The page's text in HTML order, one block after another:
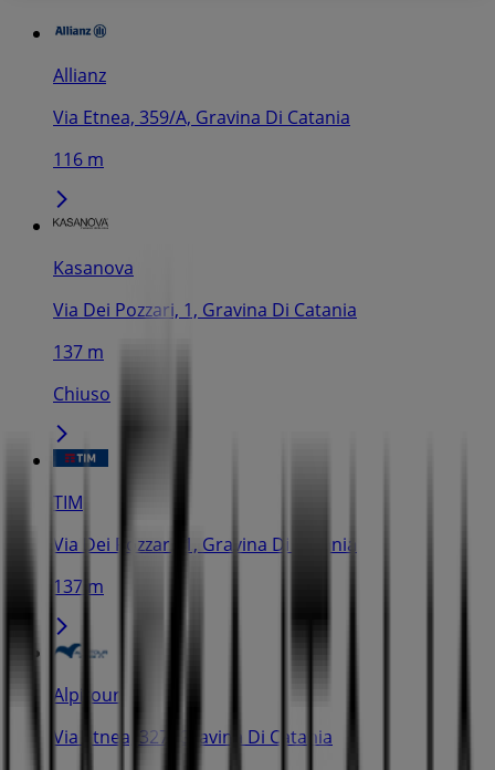
Allianz
Via Etnea, 359/A, Gravina Di Catania
116 m
Kasanova
Via Dei Pozzari, 1, Gravina Di Catania
137 m
Chiuso
TIM
Via Dei Pozzari, 1, Gravina Di Catania
137 m
Alpitour
Via Etnea, 327, Gravina Di Catania